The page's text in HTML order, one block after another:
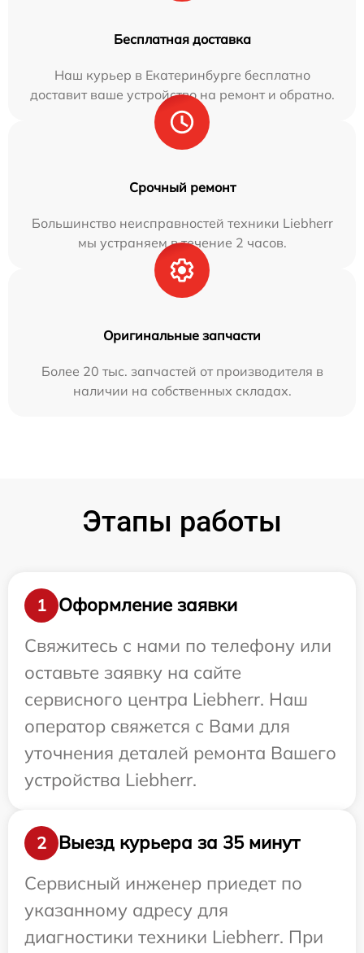
Бесплатная доставка
Наш курьер в Екатеринбурге бесплатно
доставит ваше устройство на ремонт и обратно.
Срочный ремонт
Большинство неисправностей техники Liebherr
мы устраняем в течение 2 часов.
Оригинальные запчасти
Более 20 тыс. запчастей от производителя в
наличии на собственных складах.
Этапы работы
1
Оформление заявки
Свяжитесь с нами по телефону или
оставьте заявку на сайте
сервисного центра Liebherr. Наш
оператор свяжется с Вами для
уточнения деталей ремонта Вашего
устройства Liebherr.
2
Выезд курьера за 35 минут
Сервисный инженер приедет по
указанному адресу для
диагностики техники Liebherr. При